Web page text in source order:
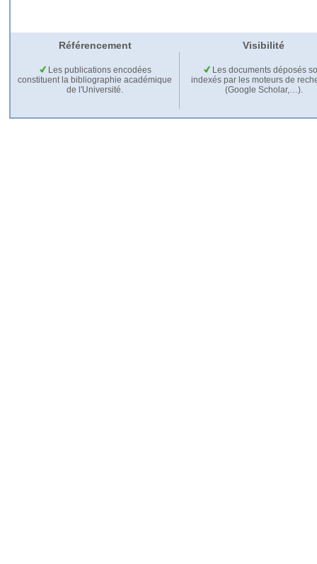
Référencement Visibilité
Les publications encodées
constituent la bibliographie académique
de l'Université.
Les documents déposés
indexés par les moteurs de
(Google Scholar,…).